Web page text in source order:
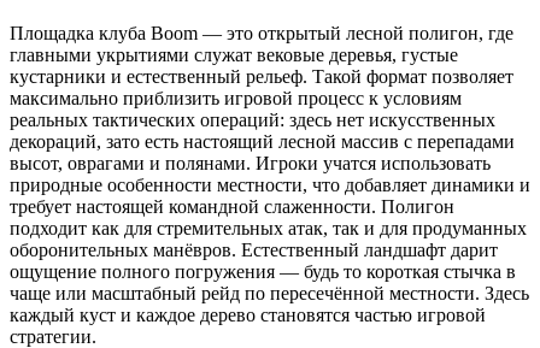
Площадка клуба Boom — это открытый лесной полигон, где
главными укрытиями служат вековые деревья, густые
кустарники и естественный рельеф. Такой формат позволяет
максимально приблизить игровой процесс к условиям
реальных тактических операций: здесь нет искусственных
декораций, зато есть настоящий лесной массив с перепадами
высот, оврагами и полянами. Игроки учатся использовать
природные особенности местности, что добавляет динамики и
требует настоящей командной слаженности. Полигон
подходит как для стремительных атак, так и для продуманных
оборонительных манёвров. Естественный ландшафт дарит
ощущение полного погружения — будь то короткая стычка в
чаще или масштабный рейд по пересечённой местности. Здесь
каждый куст и каждое дерево становятся частью игровой
стратегии.